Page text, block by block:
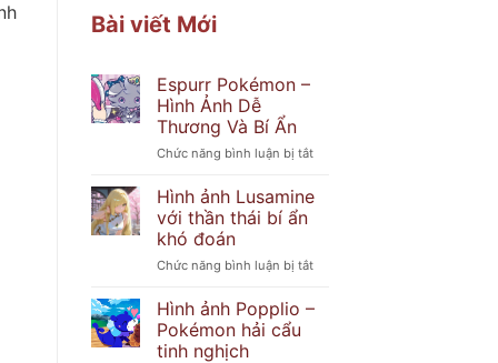
Bài viết Mới
Espurr Pokémon –
Hình Ảnh Dễ
Thương Và Bí Ẩn
Chức năng bình luận bị tắtở
Dễ
Hình ảnh Lusamine
với thần thái bí ẩn
khó đoán
Chức năng bình luận bị tắtở
Hình ảnh Popplio –
Pokémon hải cẩu
tinh nghịch